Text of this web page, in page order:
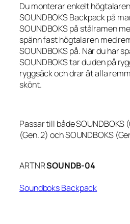
Du monterar enkelt
SOUNDBOKS Backpack på
SOUNDBOKS på stålramen
spänn fast högtalaren med
SOUNDBOKS på. När du har
SOUNDBOKS tar du den på
ryggsäck och drar åt alla
skönt.
Passar till både SOUNDBOKS
(Gen. 2) och SOUNDBOKS
ARTNRSOUNDB-04
Soundboks Backpack